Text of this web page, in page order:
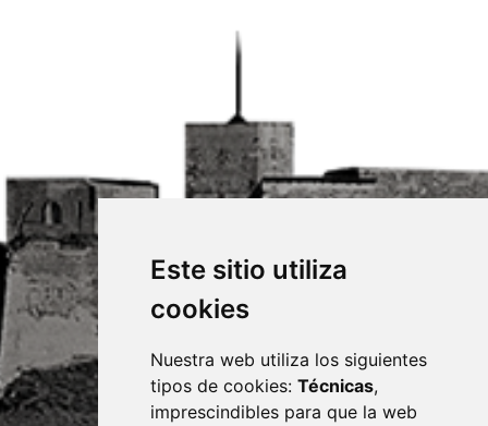
Este sitio utiliza
cookies
Nuestra web utiliza los siguientes
tipos de cookies: Técnicas,
imprescindibles para que la web